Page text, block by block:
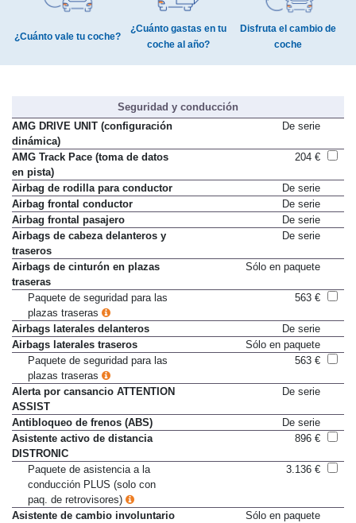
¿Cuánto gastas en tu
Disfruta el cambio de
Seguridad y conducción
AMG DRIVE UNIT (configuración
dinámica)
AMG Track Pace (toma de datos
en pista)
Airbag de rodilla para conductor
De serie
Airbag frontal conductor
De serie
Airbag frontal pasajero
De serie
Airbags de cabeza delanteros y
traseros
Airbags de cinturón en plazas
traseras
Paquete de seguridad para las
plazas traseras
Airbags laterales delanteros
De serie
Airbags laterales traseros
Sólo en paquete
Paquete de seguridad para las
plazas traseras
Alerta por cansancio ATTENTION
ASSIST
Antibloqueo de frenos (ABS)
De serie
Asistente activo de distancia
DISTRONIC
Paquete de asistencia a la
conducción PLUS (solo con
paq. de retrovisores)